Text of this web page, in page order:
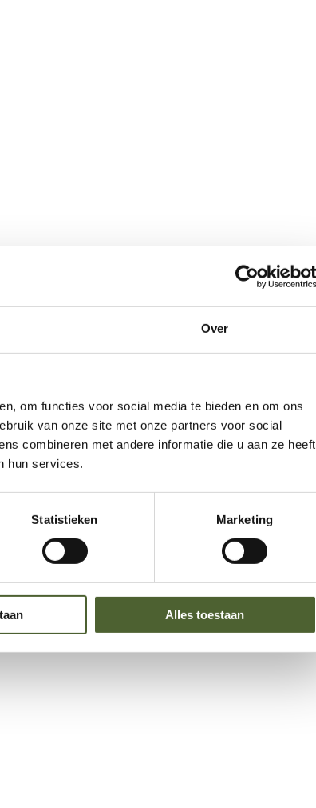
Over
om functies voor social media te bieden en om ons
van onze site met onze partners voor social
combineren met andere informatie die u aan ze heeft
hun services.
Statistieken Marketing
Alles toestaan